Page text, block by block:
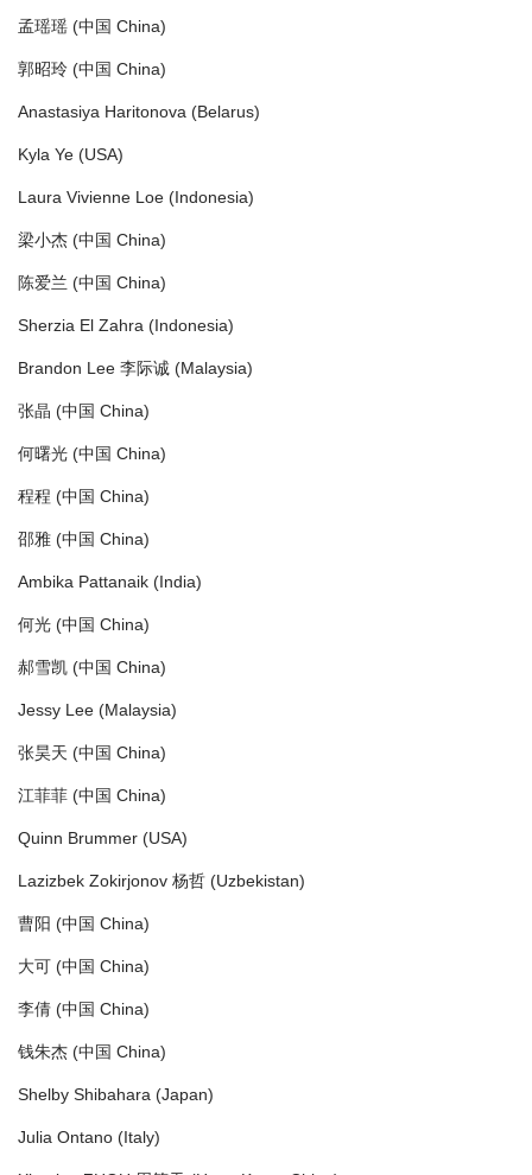
孟瑶瑶 (中国 China)
郭昭玲 (中国 China)
Anastasiya Haritonova (Belarus)
Kyla Ye (USA)
Laura Vivienne Loe (Indonesia)
梁小杰 (中国 China)
陈爱兰 (中国 China)
Sherzia El Zahra (Indonesia)
Brandon Lee 李际诚 (Malaysia)
张晶 (中国 China)
何曙光 (中国 China)
程程 (中国 China)
邵雅 (中国 China)
Ambika Pattanaik (India)
何光 (中国 China)
郝雪凯 (中国 China)
Jessy Lee (Malaysia)
张昊天 (中国 China)
江菲菲 (中国 China)
Quinn Brummer (USA)
Lazizbek Zokirjonov 杨哲 (Uzbekistan)
曹阳 (中国 China)
大可 (中国 China)
李倩 (中国 China)
钱朱杰 (中国 China)
Shelby Shibahara (Japan)
Julia Ontano (Italy)